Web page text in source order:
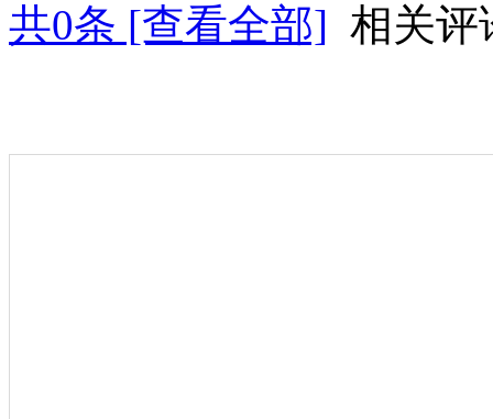
共0条 [查看全部] 相关评